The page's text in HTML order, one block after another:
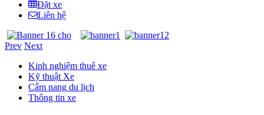
Đặt xe
Liên hệ
Prev Next
Kinh nghiệm thuê xe
Kỹ thuật Xe
Cẩm nang du lịch
Thông tin xe